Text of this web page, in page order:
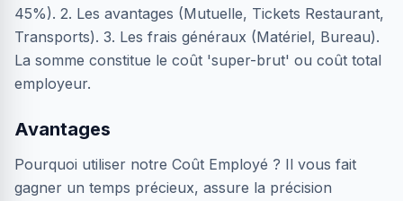
45%). 2. Les avantages (Mutuelle, Tickets Restaurant,
Transports). 3. Les frais généraux (Matériel, Bureau).
La somme constitue le coût 'super-brut' ou coût total
employeur.
Avantages
Pourquoi utiliser notre Coût Employé ? Il vous fait
gagner un temps précieux, assure la précision